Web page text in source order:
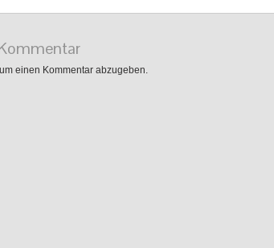
einen Kommentar abzugeben.